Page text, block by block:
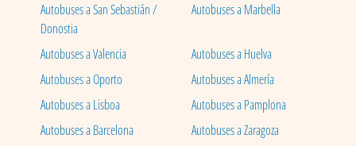
Autobuses a San Sebastián /
Donostia
Autobuses a Marbella
Autobuses a Valencia
Autobuses a Huelva
Autobuses a Oporto
Autobuses a Almería
Autobuses a Lisboa
Autobuses a Pamplona
Autobuses a Barcelona
Autobuses a Zaragoza